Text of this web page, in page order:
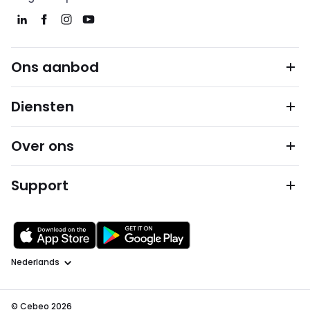
Ons aanbod
Diensten
Over ons
Support
Taal
© Cebeo 2026